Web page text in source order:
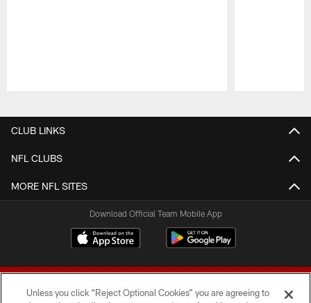
CLUB LINKS
NFL CLUBS
MORE NFL SITES
Download Official Team Mobile App
Unless you click “Reject Optional Cookies” you are agreeing to